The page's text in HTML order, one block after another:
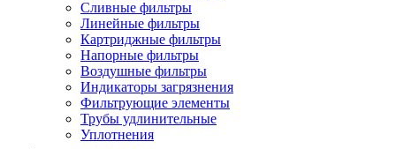
Сливные фильтры
Линейные фильтры
Картриджные фильтры
Напорные фильтры
Воздушные фильтры
Индикаторы загрязнения
Фильтрующие элементы
Трубы удлинительные
Уплотнения